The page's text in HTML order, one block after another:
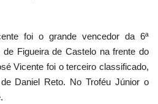
foi o grande vencedor da 6ª
Figueira de Castelo na frente do
Vicente foi o terceiro classificado,
Daniel Reto. No Troféu Júnior o